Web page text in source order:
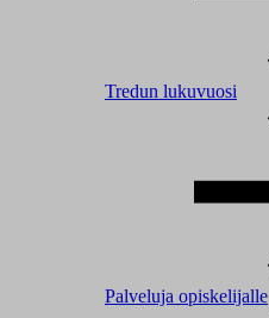
Tredun lukuvuosi
Palveluja opiskelijalle